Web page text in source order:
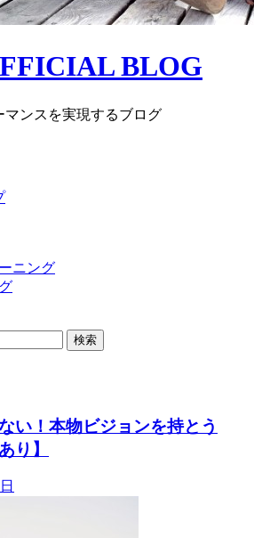
BLOG
マンスを実現するブログ
ニング
い！本物ビジョンを持とう
り】